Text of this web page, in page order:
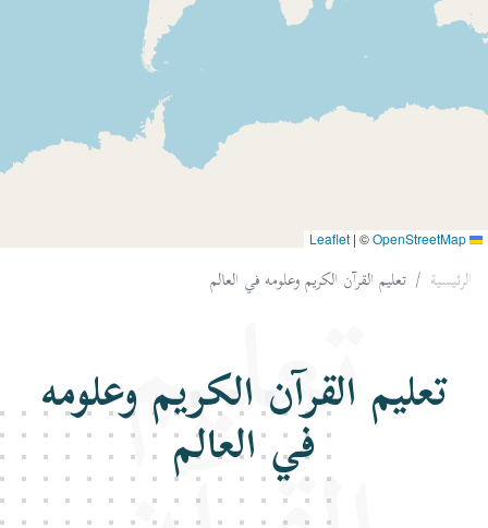
| ©OpenStreetMap
الرئيسية تعليم القرآن الكريم وعلومه في العالم
تعليم القرآن الكريم وعلومه
في العالم
تعليم